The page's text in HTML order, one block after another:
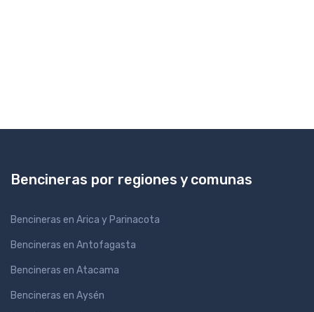
Bencineras por regiones y comunas
Bencineras en Arica y Parinacota
Bencineras en Antofagasta
Bencineras en Atacama
Bencineras en Aysén